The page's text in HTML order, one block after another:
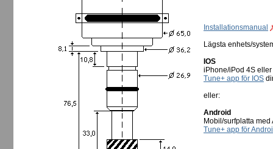
Installationsmanual
Lägsta enhets/
IOS
iPhone/iPod 4S
Tune+ app för IOS
eller:
Android
Mobil/surfplatta
Tune+ app för